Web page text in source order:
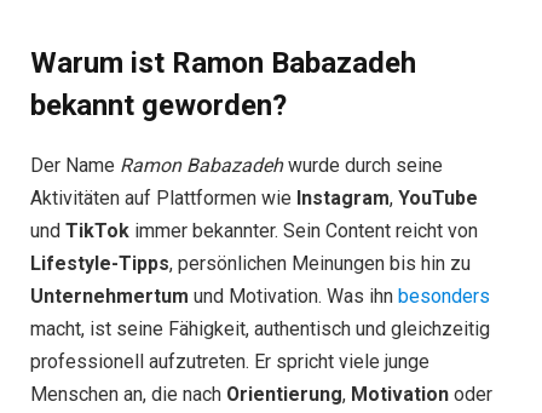
Warum ist Ramon Babazadeh
bekannt geworden?
Der Name Ramon Babazadehwurde durch seine
Aktivitäten auf Plattformen wie Instagram, YouTube
und TikTok immer bekannter. Sein Content reicht von
Lifestyle-Tipps, persönlichen Meinungen bis hin zu
Unternehmertum und Motivation. Was ihn besonders
macht, ist seine Fähigkeit, authentisch und gleichzeitig
professionell aufzutreten. Er spricht viele junge
Menschen an, die nach Orientierung, Motivation oder